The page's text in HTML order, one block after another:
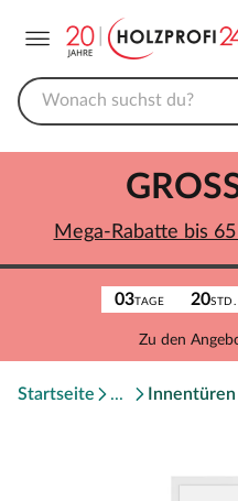
03TAGE 20STD.
Zu den
Mega-Rabatte bis
Startseite